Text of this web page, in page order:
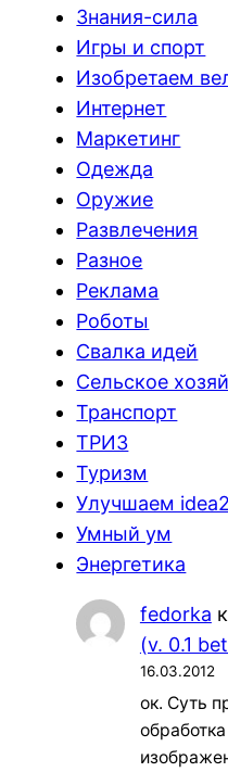
Знания-сила
Игры и спорт
Изобретаем
Интернет
Маркетинг
Одежда
Оружие
Развлечения
Разное
Реклама
Роботы
Свалка идей
Сельское
Транспорт
ТРИЗ
Туризм
Улучшаем
Умный ум
Энергетика
fedorka к
(v. 0.1
16.03.2012
ок. Суть